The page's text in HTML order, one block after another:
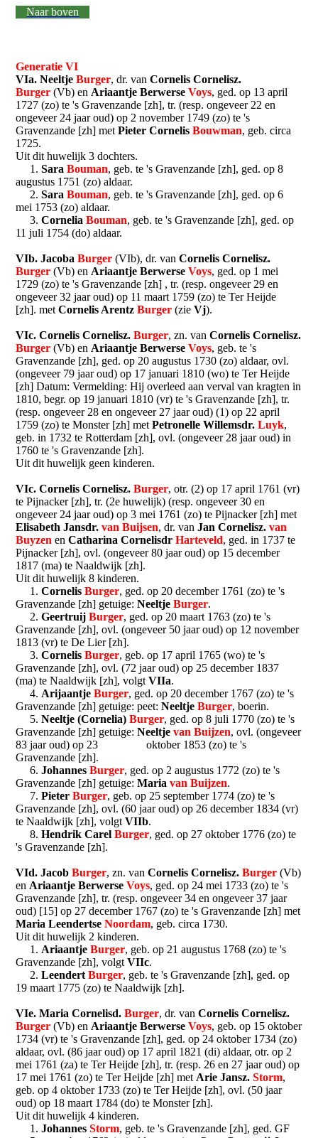
Naar boven
Generatie VI
VIa. NeeltjeBurger, dr. vanCornelis Cornelisz.
Burger (Vb) en Ariaantje BerwerseVoys, ged. op 13 april
1727 (zo) te 's Gravenzande [zh], tr. (resp. ongeveer 22 en
ongeveer 24 jaar oud) op 2 november 1749 (zo) te 's
Gravenzande [zh] metPieter CornelisBouwman, geb. circa
1725.
Uit dit huwelijk 3 dochters.
1.SaraBouman, geb. te 's Gravenzande [zh], ged. op 8
augustus 1751 (zo) aldaar.
2.SaraBouman, geb. te 's Gravenzande [zh], ged. op 6
mei 1753 (zo) aldaar.
3.CorneliaBouman, geb. te 's Gravenzande [zh], ged. op
11 juli 1754 (do) aldaar.
VIb. JacobaBurger (VIb), dr. vanCornelis Cornelisz.
Burger (Vb) en Ariaantje BerwerseVoys, ged. op 1 mei
1729 (zo) te 's Gravenzande [zh] , tr. (resp. ongeveer 29 en
ongeveer 32 jaar oud) op 11 maart 1759 (zo) te Ter Heijde
[zh]. metCornelis ArentzBurger (zieVj).
VIc. Cornelis Cornelisz.Burger, zn. vanCornelis Cornelisz.
Burger (Vb) en Ariaantje BerwerseVoys, geb. te 's
Gravenzande [zh], ged. op 20 augustus 1730 (zo) aldaar, ovl.
(ongeveer 79 jaar oud) op 17 januari 1810 (wo) te Ter Heijde
[zh] Datum: Vermelding: Hij overleed aan verval van kragten in
1810, begr. op 19 januari 1810 (vr) te 's Gravenzande [zh], tr.
(resp. ongeveer 28 en ongeveer 27 jaar oud) (1) op 22 april
1759 (zo) te Monster [zh] metPetronelle Willemsdr.Luyk,
geb. in 1732 te Rotterdam [zh], ovl. (ongeveer 28 jaar oud) in
1760 te 's Gravenzande [zh].
Uit dit huwelijk geen kinderen.
VIc. Cornelis Cornelisz.Burger, otr. (2) op 17 april 1761 (vr)
te Pijnacker [zh], tr. (2e huwelijk) (resp. ongeveer 30 en
ongeveer 24 jaar oud) op 3 mei 1761 (zo) te Pijnacker [zh] met
Elisabeth Jansdr.van Buijsen, dr. vanJan Cornelisz.van
Buyzen enCatharina CornelisdrHarteveld, ged. in 1737 te
Pijnacker [zh], ovl. (ongeveer 80 jaar oud) op 15 december
1817 (ma) te Naaldwijk [zh].
Uit dit huwelijk 8 kinderen.
1.CornelisBurger, ged. op 20 december 1761 (zo) te 's
Gravenzande [zh] getuige:NeeltjeBurger.
2.GeertruijBurger, ged. op 20 maart 1763 (zo) te 's
Gravenzande [zh], ovl. (ongeveer 50 jaar oud) op 12 november
1813 (vr) te De Lier [zh].
3.CornelisBurger, geb. op 17 april 1765 (wo) te 's
Gravenzande [zh], ovl. (72 jaar oud) op 25 december 1837
(ma) te Naaldwijk [zh], volgtVIIa.
4. ArijaantjeBurger, ged. op 20 december 1767 (zo) te 's
Gravenzande [zh] getuige: peet:NeeltjeBurger, boerin.
5.Neeltje (Cornelia)Burger, ged. op 8 juli 1770 (zo) te 's
Gravenzande [zh] getuige:Neeltjevan Buijzen, ovl. (ongeveer
83 jaar oud) op 23 oktober 1853 (zo) te 's
Gravenzande [zh].
6.JohannesBurger, ged. op 2 augustus 1772 (zo) te 's
Gravenzande [zh] getuige:Mariavan Buijzen.
7.PieterBurger, geb. op 25 september 1774 (zo) te 's
Gravenzande [zh], ovl. (60 jaar oud) op 26 december 1834 (vr)
te Naaldwijk [zh], volgtVIIb.
8.Hendrik CarelBurger, ged. op 27 oktober 1776 (zo) te
's Gravenzande [zh].
VId. JacobBurger, zn. van Cornelis Cornelisz.Burger (Vb)
en Ariaantje BerwerseVoys, ged. op 24 mei 1733 (zo) te 's
Gravenzande [zh], tr. (resp. ongeveer 34 en ongeveer 37 jaar
oud) [15] op 27 december 1767 (zo) te 's Gravenzande [zh] met
Maria LeendertseNoordam, geb. circa 1730.
Uit dit huwelijk 2 kinderen.
1. AriaantjeBurger, geb. op 21 augustus 1768 (zo) te 's
Gravenzande [zh], volgtVIIc.
2.LeendertBurger, geb. te 's Gravenzande [zh], ged. op
19 maart 1775 (zo) te Naaldwijk [zh].
VIe. Maria Cornelisd.Burger, dr. vanCornelis Cornelisz.
Burger (Vb) en Ariaantje BerwerseVoys, geb. op 15 oktober
1734 (vr) te 's Gravenzande [zh], ged. op 24 oktober 1734 (zo)
aldaar, ovl. (86 jaar oud) op 17 april 1821 (di) aldaar, otr. op 2
mei 1761 (za) te Ter Heijde [zh], tr. (resp. 26 en 27 jaar oud) op
17 mei 1761 (zo) te Ter Heijde [zh] met Arie Jansz.Storm,
geb. op 4 oktober 1733 (zo) te Ter Heijde [zh], ovl. (50 jaar
oud) op 18 maart 1784 (do) te Monster [zh].
Uit dit huwelijk 4 kinderen.
1.JohannesStorm, geb. te 's Gravenzande [zh], ged. GF